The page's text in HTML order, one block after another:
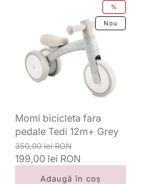
pedale
Tedi
12m+
Grey
%
Nou
Momi bicicleta fara
pedale Tedi 12m+ Grey
Preț
standard
350,00 lei RON
redus
199,00 lei RON
Adaugă în coș